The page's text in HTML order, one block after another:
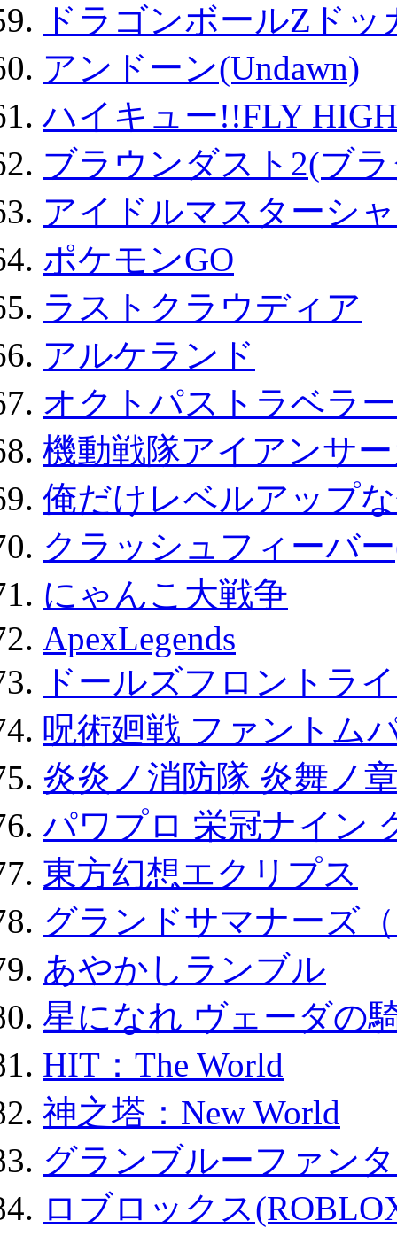
ドラゴンボールZド
アンドーン(Undawn)
ハイキュー!!FLY HIGH
ブラウンダスト2(ブ
アイドルマスターシ
ポケモンGO
ラストクラウディア
アルケランド
オクトパストラベラ
機動戦隊アイアンサ
俺だけレベルアップ
クラッシュフィーバ
にゃんこ大戦争
ApexLegends
ドールズフロントラ
呪術廻戦 ファントム
炎炎ノ消防隊 炎舞ノ
パワプロ 栄冠ナイン
東方幻想エクリプス
グランドサマナーズ
あやかしランブル
星になれ ヴェーダの
HIT：The World
神之塔：New World
グランブルーファン
ロブロックス